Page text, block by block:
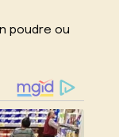
poudre ou